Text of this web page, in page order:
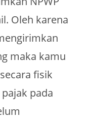
Oleh karena
maka kamu
fisik
pada